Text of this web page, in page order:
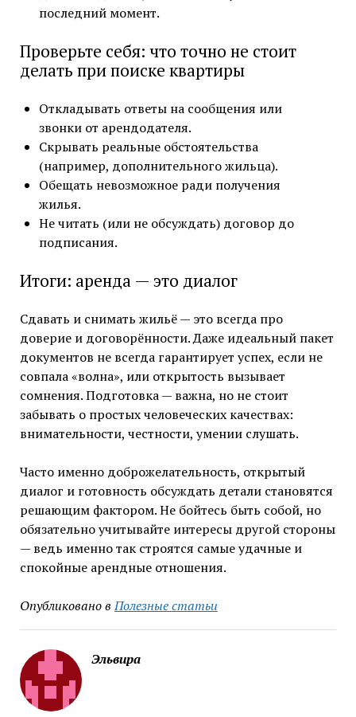
последний момент.
Проверьте себя: что точно не стоит
делать при поиске квартиры
Откладывать ответы на сообщения или
звонки от арендодателя.
Скрывать реальные обстоятельства
(например, дополнительного жильца).
Обещать невозможное ради получения
жилья.
Не читать (или не обсуждать) договор до
подписания.
Итоги: аренда — это диалог
Сдавать и снимать жильё — это всегда про
доверие и договорённости. Даже идеальный пакет
документов не всегда гарантирует успех, если не
совпала «волна», или открытость вызывает
сомнения. Подготовка — важна, но не стоит
забывать о простых человеческих качествах:
внимательности, честности, умении слушать.
Часто именно доброжелательность, открытый
диалог и готовность обсуждать детали становятся
решающим фактором. Не бойтесь быть собой, но
обязательно учитывайте интересы другой стороны
— ведь именно так строятся самые удачные и
спокойные арендные отношения.
Опубликовано в Полезные статьи
Эльвира